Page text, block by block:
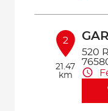
2
21.47
km
520